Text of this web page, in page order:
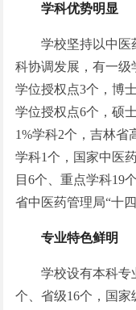
学科优势明显
学校坚持以中医
科协调发展，有一级
学位授权点3个，博
学位授权点6个，硕
1%学科2个，吉林省
学科1个，国家中医
目6个、重点学科19
省中医药管理局“十
专业特色鲜明
学校设有本科专
个、省级16个，国